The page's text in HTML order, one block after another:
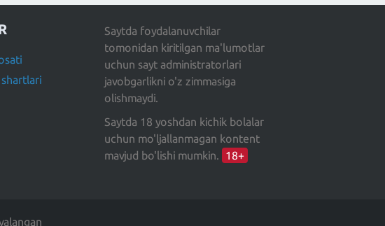
Saytda foydalanuvchilar
tomonidan kiritilgan ma'lumotlar
uchun sayt administratorlari
javobgarlikni o'z zimmasiga
olishmaydi.
Saytda 18 yoshdan kichik bolalar
uchun mo'ljallanmagan kontent
mavjud bo'lishi mumkin.
18+